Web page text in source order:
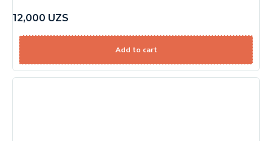
12,000 UZS
Add to cart